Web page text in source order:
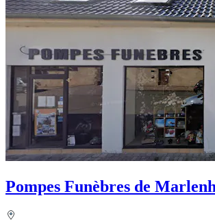
Pompes Funèbres de